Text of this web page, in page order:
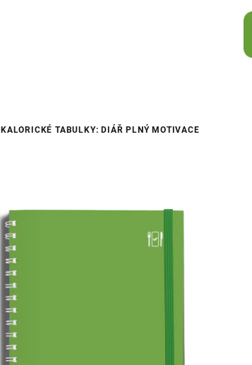
KALORICKÉ TABULKY: DIÁŘ PLNÝ MOTIVACE